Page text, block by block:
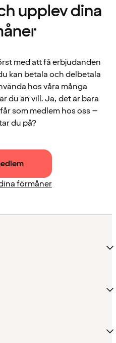
upplev dina
med att få erbjudanden
kan betala och delbetala
hos våra många
du än vill. Ja, det är bara
som medlem hos oss –
du på?
förmåner